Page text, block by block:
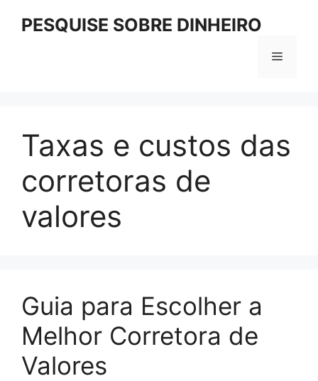
PESQUISE SOBRE DINHEIRO
Menu
Taxas e custos das
corretoras de
valores
Guia para Escolher a
Melhor Corretora de
Valores